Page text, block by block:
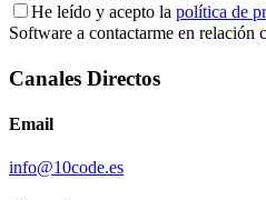
He leído y acepto la política de
Software a contactarme en relación
Canales Directos
Email
info@10code.es